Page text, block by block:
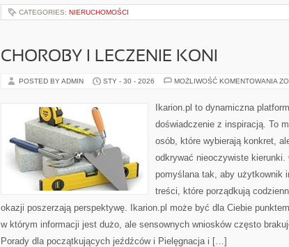
CATEGORIES: NIERUCHOMOŚCI
CHOROBY I LECZENIE KONI
POSTED BY ADMIN STY - 30 - 2026 MOŻLIWOŚĆ KOMENTOWANIA
Ikarion.pl to dynamiczna
doświadczenie z inspiracją. To
osób, które wybierają konkret,
odkrywać nieoczywiste kierunki.
pomyślana tak, aby użytkownik
treści, które porządkują
okazji poszerzają perspektywę. Ikarion.pl może być dla Ciebie
w którym informacji jest dużo, ale sensownych wniosków często
Porady dla początkujących jeźdźców i Pielęgnacja i […]